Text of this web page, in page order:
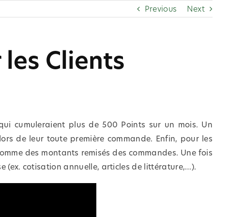
Previous Next
Clients
cumuleraient plus de 500 Points sur un mois. Un
de leur toute première commande. Enfin, pour les
des montants remisés des commandes. Une fois
(ex. cotisation annuelle, articles de littérature,…).